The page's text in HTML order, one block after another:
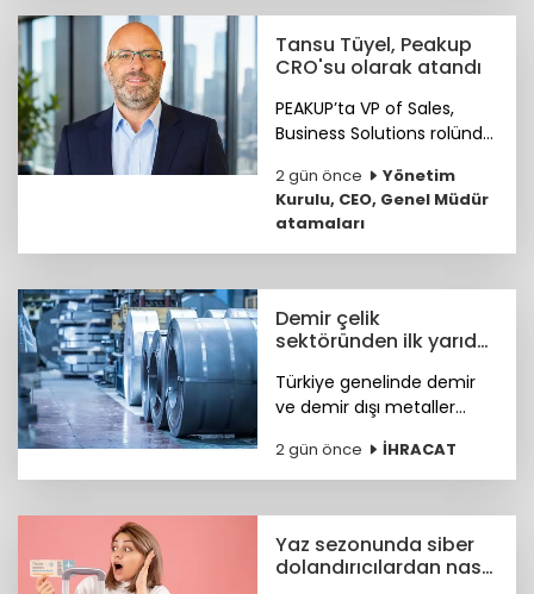
buluşturuyor.
Tansu Tüyel, Peakup
CRO'su olarak atandı
PEAKUP’ta VP of Sales,
Business Solutions rolünde
Tansu Tüyel, bundan
sonra görevine Chief
Revenue Officer (CRO)
olarak devam edecek.
2 gün önce
Yönetim
Kurulu, CEO, Genel Müdür
atamaları
Demir çelik
sektöründen ilk yarıda
performansı
Türkiye genelinde demir
ve demir dışı metaller
yüzde 11,7 artışla 7,2 milyar
dolara, çelik ihracatı ise
2 gün önce İHRACAT
Yaz sezonunda siber
dolandırıcılardan nasıl